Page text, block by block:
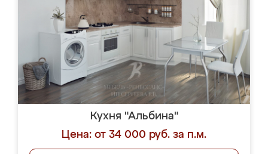
Кухня "Альбина"
Цена: от 34 000 руб. за п.м.